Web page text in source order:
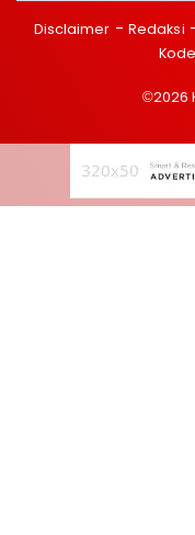
Disclaimer Redaksi
©2026